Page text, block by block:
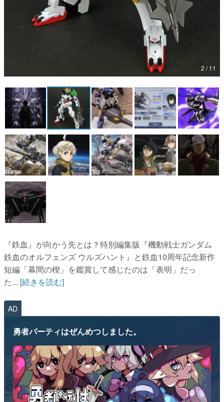
2 / 11
『鉄血』が向かう先とは？特別編集版『機動戦士ガンダム
鉄血のオルフェンズ ウルズハント』と鉄血10周年記念新作
短編「幕間の楔」を鑑賞して感じたのは「表明」だっ
た... [続きを読む]
AD
勇者パーティはぜんめつしました。